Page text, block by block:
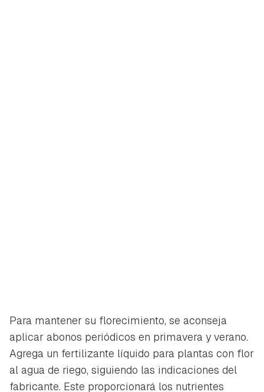
Para mantener su florecimiento, se aconseja
aplicar abonos periódicos en primavera y verano.
Agrega un fertilizante líquido para plantas con flor
al agua de riego, siguiendo las indicaciones del
fabricante. Este proporcionará los nutrientes